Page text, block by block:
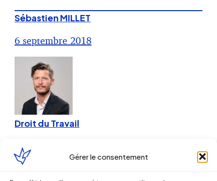
Gérer le consentement
Sébastien MILLET
6 septembre 2018
Droit du Travail
Retour sur l’obligation de modifier le
règlement intérieur pour y intégrer
un code de conduite anti-